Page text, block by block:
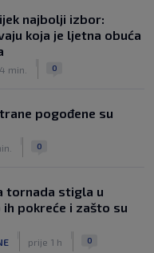
najbolji izbor:
koja je ljetna obuća
min. 0
pogođene su
0
tornada stigla u
ih pokreće i zašto su
prije 1 h 0